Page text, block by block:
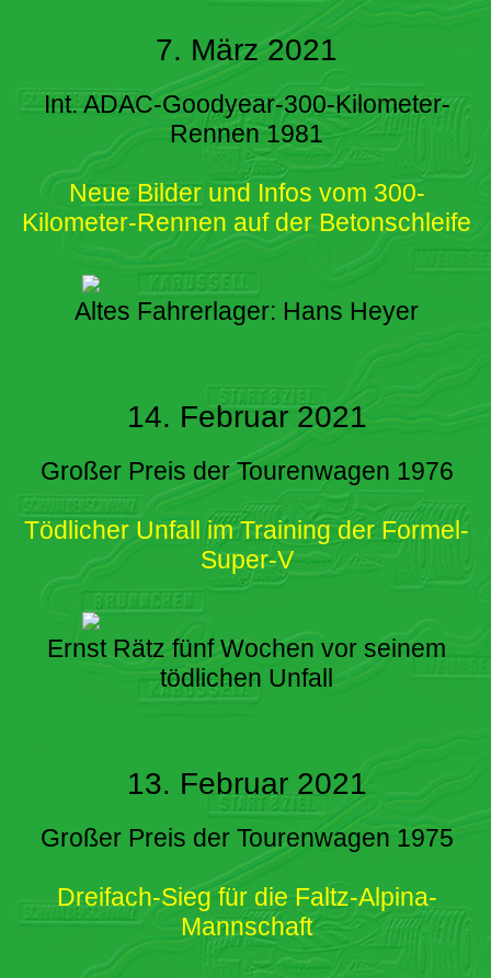
7. März 2021
Int. ADAC-Goodyear-300-Kilometer-
Rennen 1981
Neue Bilder und Infos vom 300-
Kilometer-Rennen auf der Betonschleife
Altes Fahrerlager: Hans Heyer
14. Februar 2021
Großer Preis der Tourenwagen 1976
Tödlicher Unfall im Training der Formel-
Super-V
Ernst Rätz fünf Wochen vor seinem
tödlichen Unfall
13. Februar 2021
Großer Preis der Tourenwagen 1975
Dreifach-Sieg für die Faltz-Alpina-
Mannschaft